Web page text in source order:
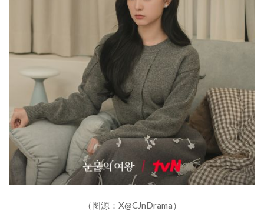
（图源：X@CJnDrama）